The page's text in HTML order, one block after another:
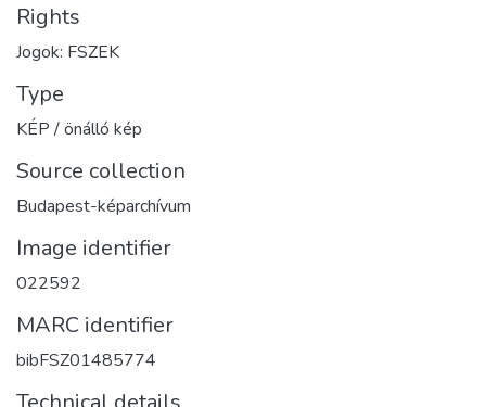
Rights
Jogok: FSZEK
Type
KÉP / önálló kép
Source collection
Budapest-képarchívum
Image identifier
022592
MARC identifier
bibFSZ01485774